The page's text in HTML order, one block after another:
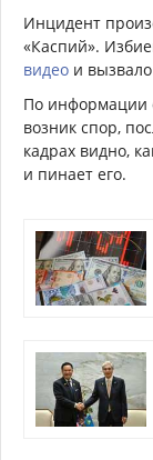
Инцидент
«Каспий».
видео и
По информации
возник спор,
кадрах видно,
и пинает его.